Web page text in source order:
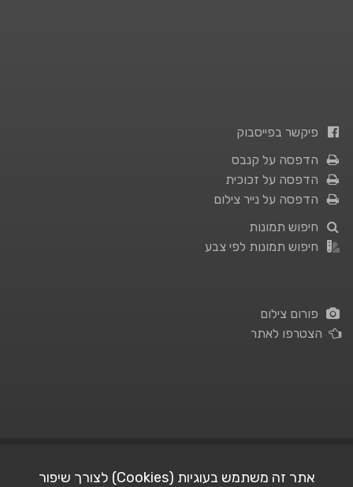
פיקשר בפייסבוק
הדפסה על קנבס
הדפסה על זכוכית
הדפסה על נייר צילום
חיפוש תמונות
חיפוש תמונות לפי צבע
פורום צילום
הצטרפו לאתר
אתר זה משתמש בעוגיות (Cookies) לצורך שיפור